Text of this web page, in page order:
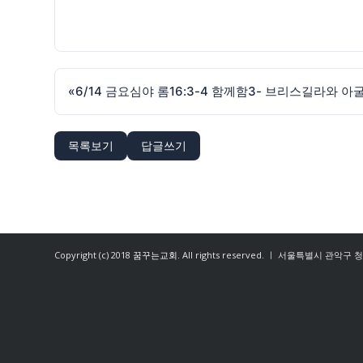
«6/14 금요심야 롬16:3-4 함께함3- 브리스길라와 아
목록보기 답글쓰기
Copyright (c) 2018 꿈꾸는교회. All rights reserved. ㅣ 서울특별시 관악구